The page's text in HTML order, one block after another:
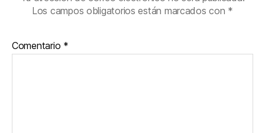
Los campos obligatorios están marcados con *
Comentario *